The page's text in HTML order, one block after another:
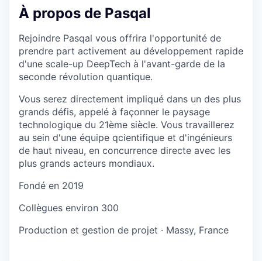
À propos de Pasqal
Rejoindre Pasqal vous offrira l'opportunité de
prendre part activement au développement rapide
d'une scale-up DeepTech à l'avant-garde de la
seconde révolution quantique.
Vous serez directement impliqué dans un des plus
grands défis, appelé à façonner le paysage
technologique du 21ème siècle. Vous travaillerez
au sein d'une équipe qcientifique et d'ingénieurs
de haut niveau, en concurrence directe avec les
plus grands acteurs mondiaux.
Fondé en 2019
Collègues environ 300
Production et gestion de projet · Massy, France